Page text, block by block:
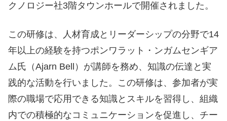
クノロジー社3階タウンホールで開催されました。
この研修は、人材育成とリーダーシップの分野で14
年以上の経験を持つポンワラット・ンガムセンギア
ム氏（Ajarn Bell）が講師を務め、知識の伝達と実
践的な活動を行いました。この研修は、参加者が実
際の職場で応用できる知識とスキルを習得し、組織
内での積極的なコミュニケーションを促進し、チー